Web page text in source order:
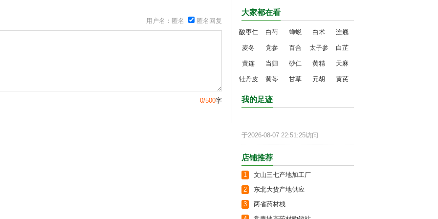
用户名：匿名 匿名回复
0/500字
大家都在看
酸枣仁 白芍 蝉蜕 白术 连翘
麦冬 党参 百合 太子参 白芷
黄连 当归 砂仁 黄精 天麻
牡丹皮 黄芩 甘草 元胡 黄芪
我的足迹
于2026-08-07 22:51:25访问
店铺推荐
1
文山三七产地加工厂
2
东北大货产地供应
3
两省药材栈